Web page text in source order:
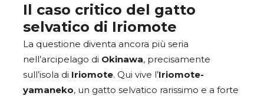
Il caso critico del gatto
selvatico di Iriomote
La questione diventa ancora più seria
nell’arcipelago di Okinawa, precisamente
sull’isola di Iriomote. Qui vive l’Iriomote-
yamaneko, un gatto selvatico rarissimo e a forte